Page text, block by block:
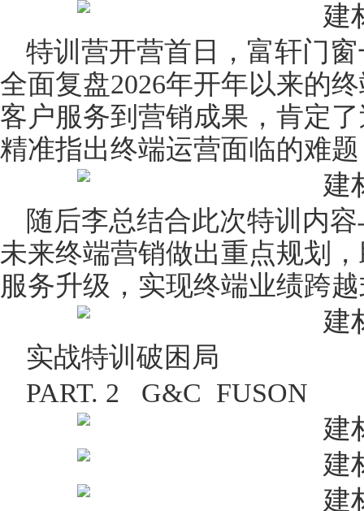
特训营开营首日，富轩门
全面复盘2026年开年以来的
客户服务到营销成果，肯定
精准指出终端运营面临的难
随后李总结合此次特训内
未来终端营销做出重点规划
服务升级，实现终端业绩跨
实战特训破困局
PART. 2 G&C FUSON